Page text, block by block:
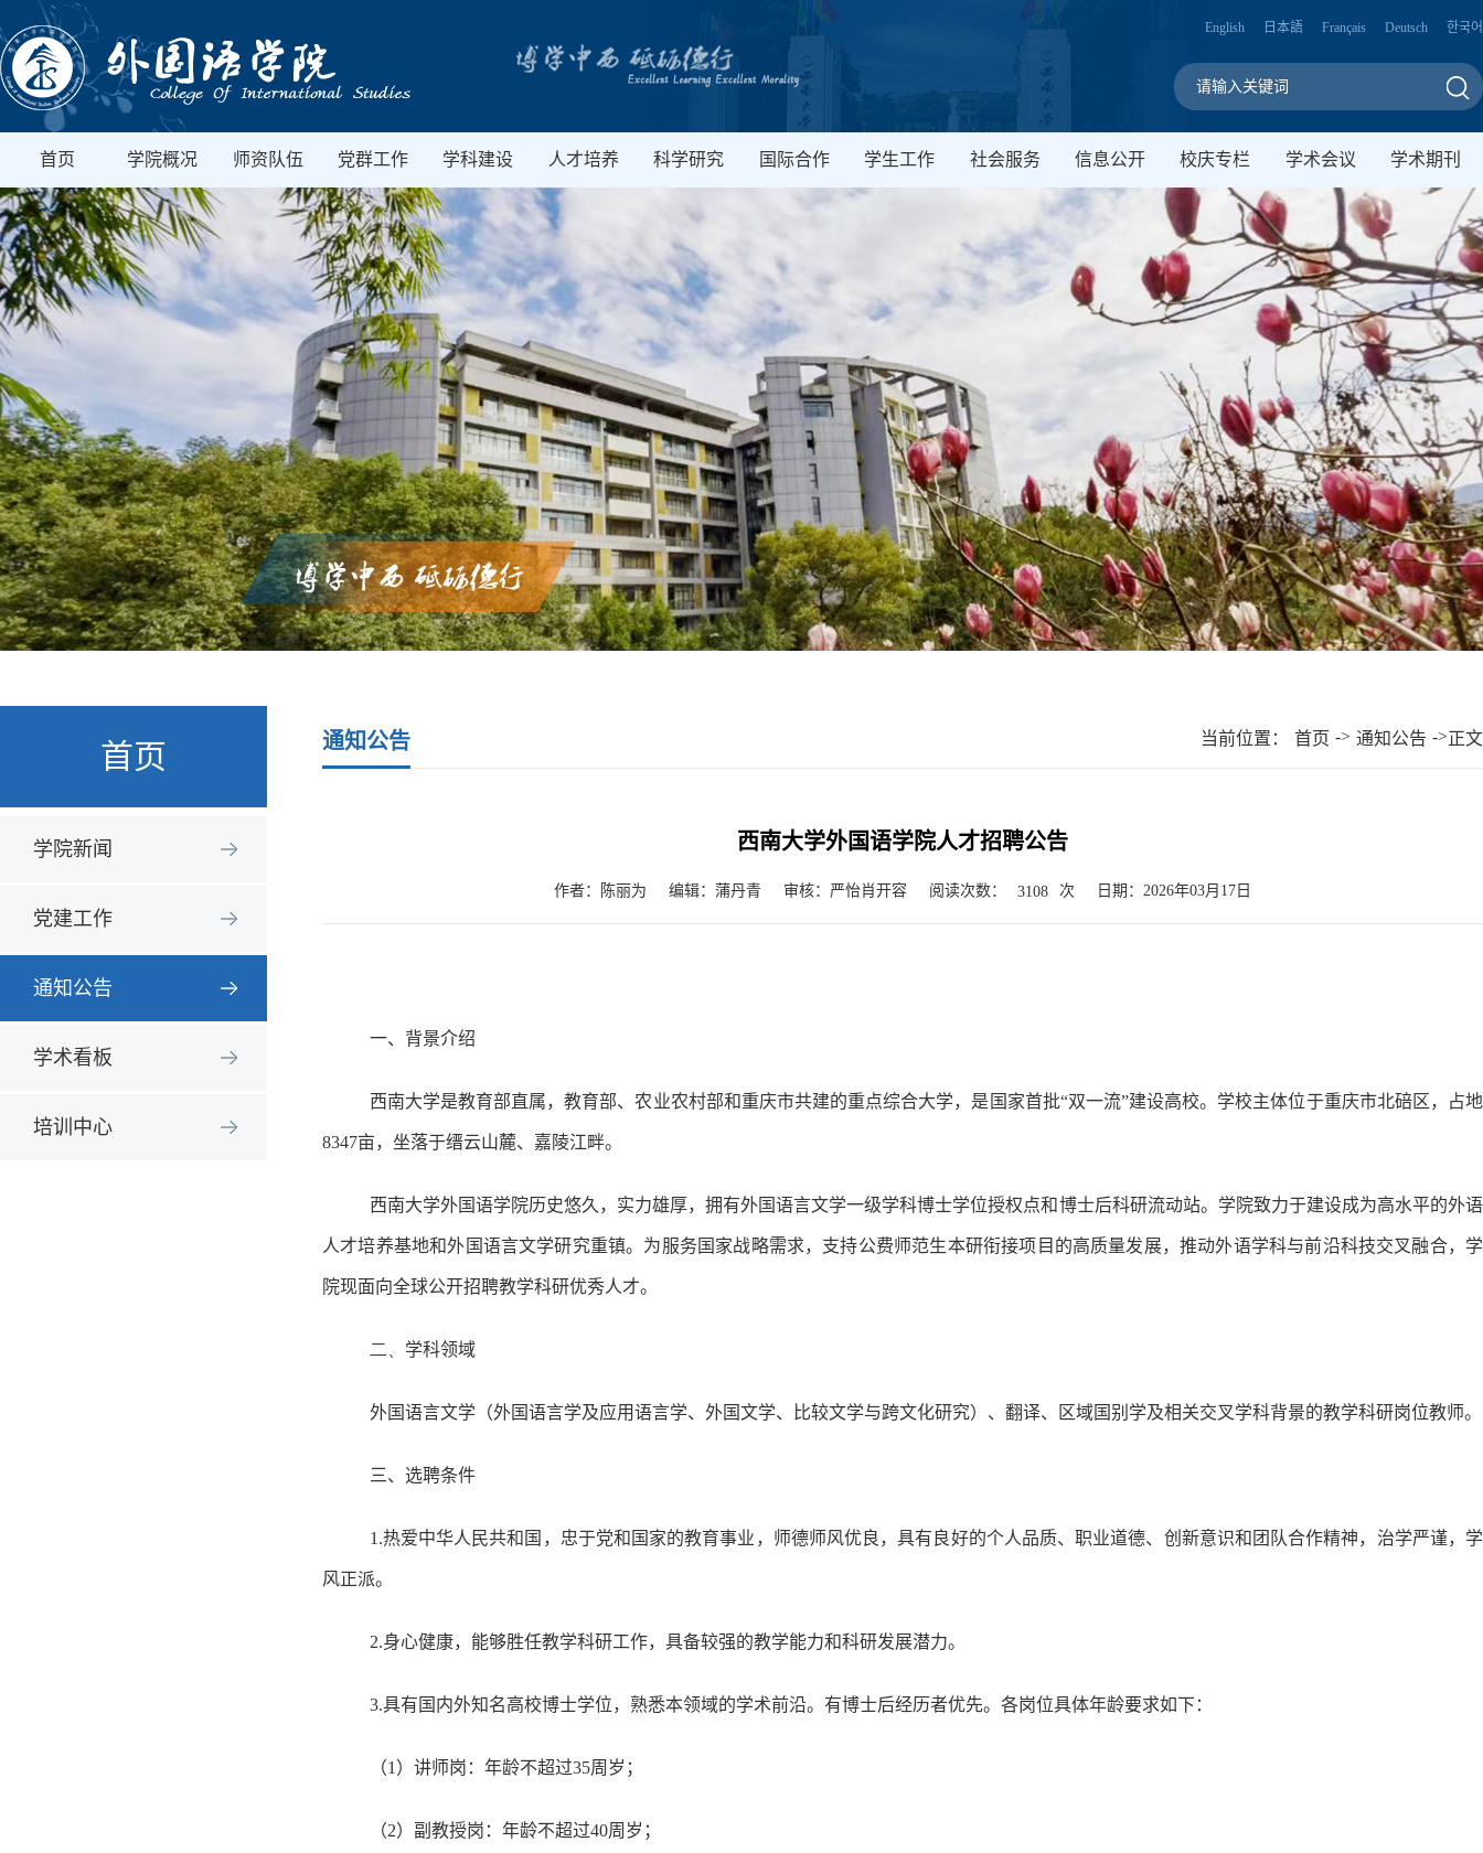
English 日本語 Français Deutsch 한국어
首页 学院概况 师资队伍 党群工作 学科建设 人才培养 科学研究 国际合作 学生工作 社会服务 信息公开 校庆专栏 学术会议 学术期刊
首页
学院新闻
党建工作
通知公告
学术看板
培训中心
通知公告 当前位置： 首页 -> 通知公告 ->正文
西南大学外国语学院人才招聘公告
作者：陈丽为 编辑：蒲丹青 审核：严怡肖开容 阅读次数： 3108 次 日期：2026年03月17日
一、背景介绍
西南大学是教育部直属，教育部、农业农村部和重庆市共建的重点综合大学，是国家首批“双一流”建设高校。学校主体位于重庆市北碚区，占地
8347亩，坐落于缙云山麓、嘉陵江畔。
西南大学外国语学院历史悠久，实力雄厚，拥有外国语言文学一级学科博士学位授权点和博士后科研流动站。学院致力于建设成为高水平的外语
人才培养基地和外国语言文学研究重镇。为服务国家战略需求，支持公费师范生本研衔接项目的高质量发展，推动外语学科与前沿科技交叉融合，学
院现面向全球公开招聘教学科研优秀人才。
二、 学科领域
外国语言文学（外国语言学及应用语言学、外国文学、比较文学与跨文化研究）、翻译、区域国别学及相关交叉学科背景的教学科研岗位教师。
三、选聘条件
1.热爱中华人民共和国，忠于党和国家的教育事业，师德师风优良，具有良好的个人品质、职业道德、创新意识和团队合作精神，治学严谨，学
风正派。
2.身心健康，能够胜任教学科研工作，具备较强的教学能力和科研发展潜力。
3.具有国内外知名高校博士学位，熟悉本领域的学术前沿。有博士后经历者优先。各岗位具体年龄要求如下：
（1 ）讲师岗：年龄不超过35周岁；
（2）副教授岗：年龄不超过40周岁；